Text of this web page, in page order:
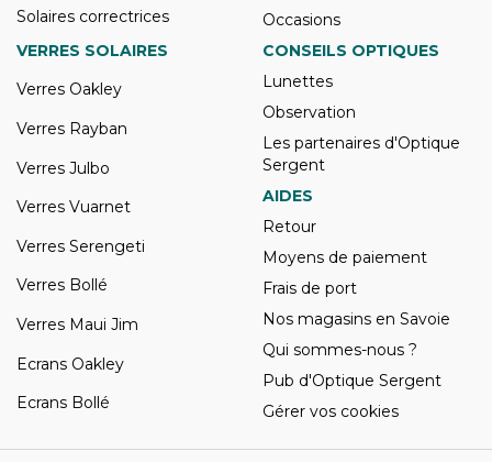
Solaires correctrices
Occasions
VERRES SOLAIRES
Verres Oakley
Verres Rayban
Verres Julbo
Verres Vuarnet
Verres Serengeti
Verres Bollé
Verres Maui Jim
Ecrans Oakley
Ecrans Bollé
CONSEILS OPTIQUES
Lunettes
Observation
Les partenaires d'Optique
Sergent
AIDES
Retour
Moyens de paiement
Frais de port
Nos magasins en Savoie
Qui sommes-nous ?
Pub d'Optique Sergent
Gérer vos cookies